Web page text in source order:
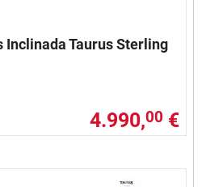
Inclinada Taurus Sterling
4.990,00 €